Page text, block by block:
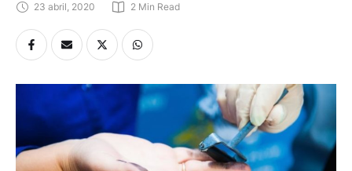
23 abril, 2020 2 Min Read